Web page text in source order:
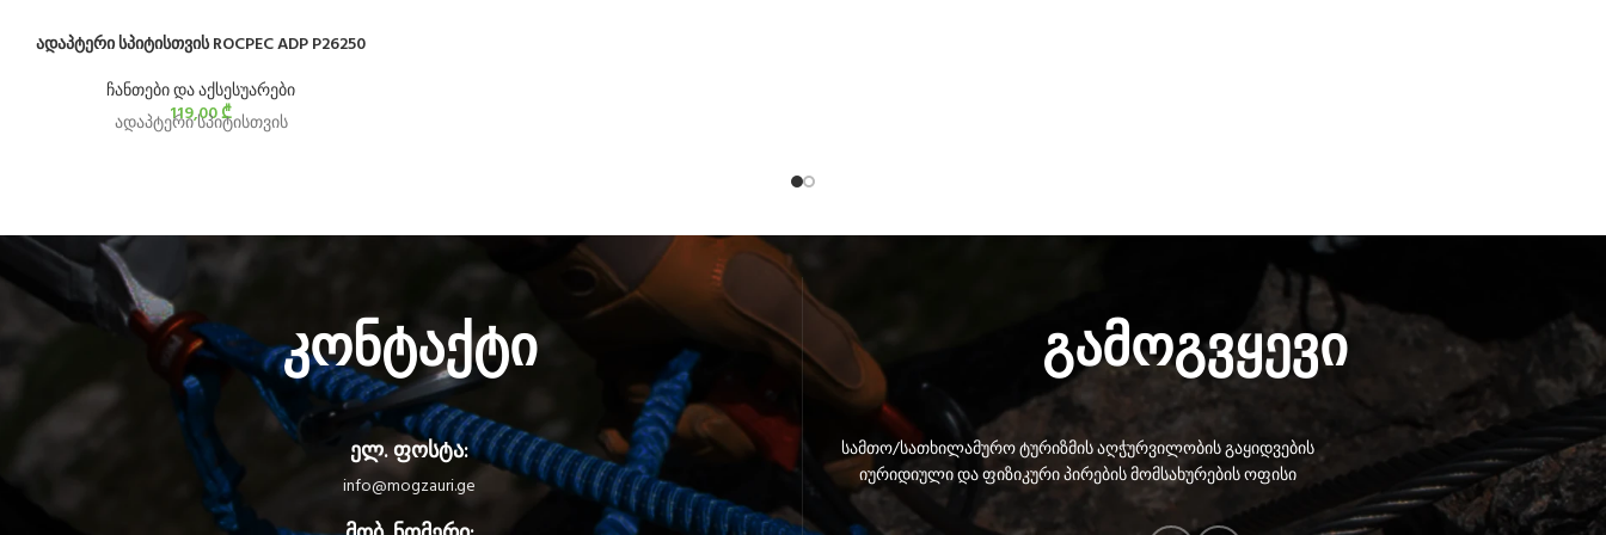
ადაპტერი სპიტისთვის ROCPEC ADP P26250
ჩანთები და აქსესუარები
119,00₾
ადაპტერი სპიტისთვის
კონტაქტი
ელ. ფოსტა:
info@mogzauri.ge
გამოგვყევი
სამთო/სათხილამურო ტურიზმის აღჭურვილობის გაყიდვების
იურიდიული და ფიზიკური პირების მომსახურების ოფისი